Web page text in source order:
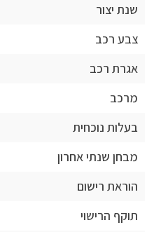
שנת יצור
צבע רכב
אגרת רכב
מרכב
בעלות נוכחית
מבחן שנתי אחרון
הוראת רישום
תוקף הרישוי